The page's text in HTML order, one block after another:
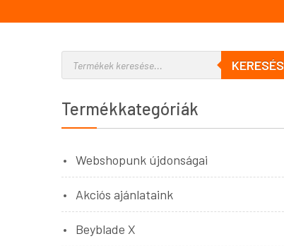
KERESÉS
Termékkategóriák
Webshopunk újdonságai
Akciós ajánlataink
Beyblade X